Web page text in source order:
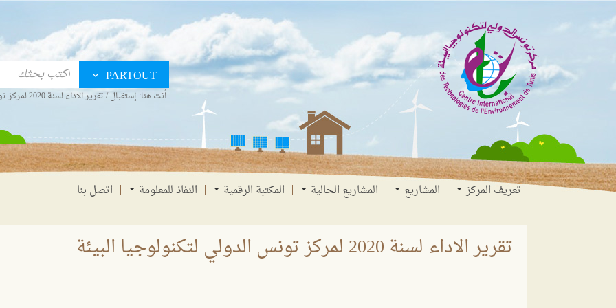
انتقل
القائمة
انتقال
المحتوى
الانتقال
البحث
PARTOUT
أنت هنا: إستقبال/تقرير الاداء لسنة 2020 لمركز تونس الدولي لتكنولوجيا البيئة
تعريف المركز المشاريع المشاريع الحالية المكتبة الرقمية النفاذ للمعلومة اتصل بنا
تقرير الاداء لسنة 2020 لمركز تونس الدولي لتكنولوجيا البيئة